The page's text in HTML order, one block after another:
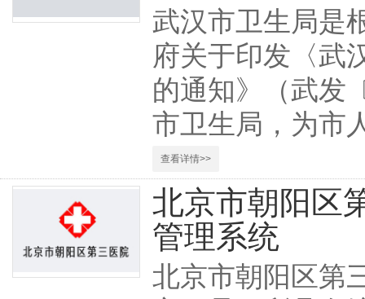
武汉市卫生局是
府关于印发〈武
的通知》（武发
市卫生局，为市
查看详情>>
北京市朝阳区
管理系统
北京市朝阳区第